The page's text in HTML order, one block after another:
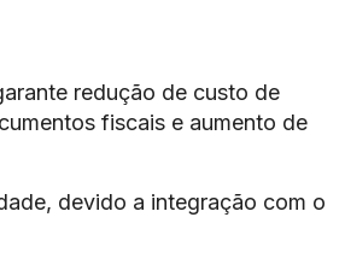
redução de custo de
fiscais e aumento de
devido a integração com o